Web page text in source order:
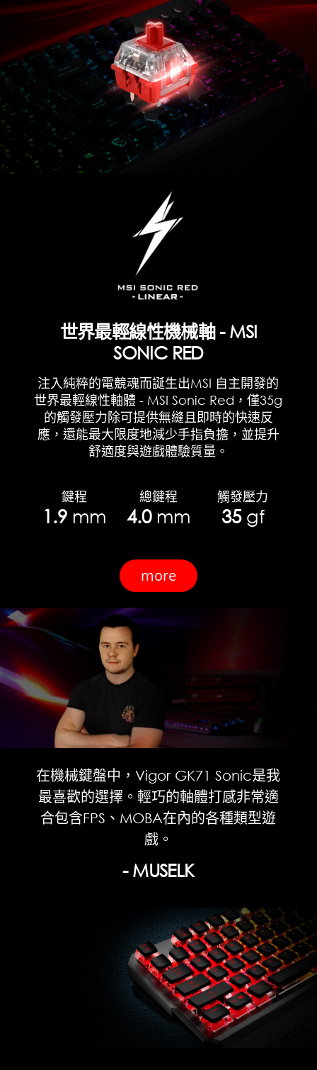
世界最輕線性機械軸 - MSI
SONIC RED
注入純粹的電競魂而誕生出MSI 自主開發的
世界最輕線性軸體 - MSI Sonic Red，僅35g
的觸發壓力除可提供無縫且即時的快速反
應，還能最大限度地減少手指負擔，並提升
舒適度與遊戲體驗質量。
鍵程
1.9mm
總鍵程
4.0mm
觸發壓力
35gf
more
在機械鍵盤中，Vigor GK71 Sonic是我
最喜歡的選擇。輕巧的軸體打感非常適
合包含FPS、MOBA在內的各種類型遊
戲。
- MUSELK